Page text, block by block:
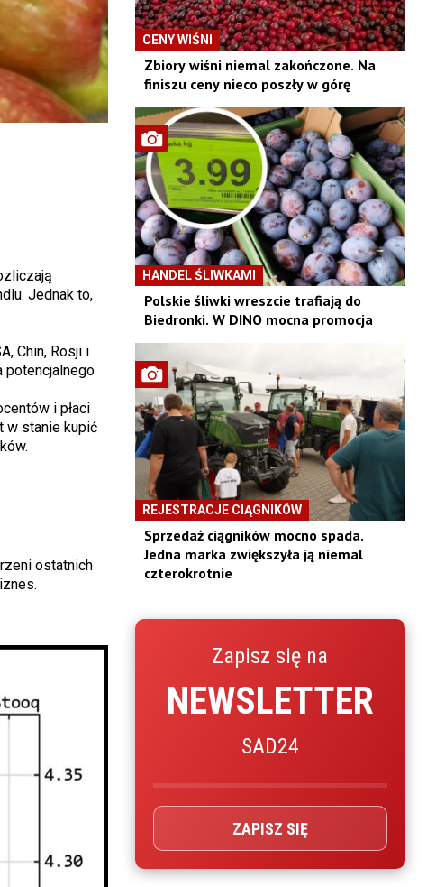
Jednak to,
Chin, Rosji i
potencjalnego
i płaci
w stanie kupić
ostatnich
CENY WIŚNI
Zbiory wiśni niemal zakończone. Na
finiszu ceny nieco poszły w górę
HANDEL ŚLIWKAMI
Polskie śliwki wreszcie trafiają do
Biedronki. W DINO mocna promocja
REJESTRACJE CIĄGNIKÓW
Sprzedaż ciągników mocno spada.
Jedna marka zwiększyła ją niemal
czterokrotnie
Zapisz się na
NEWSLETTER
SAD24
ZAPISZ SIĘ